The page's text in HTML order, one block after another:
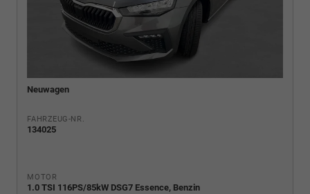
Neuwagen
FAHRZEUG-NR.
134025
MOTOR
1.0 TSI 116PS/85kW DSG7 Essence, Benzin